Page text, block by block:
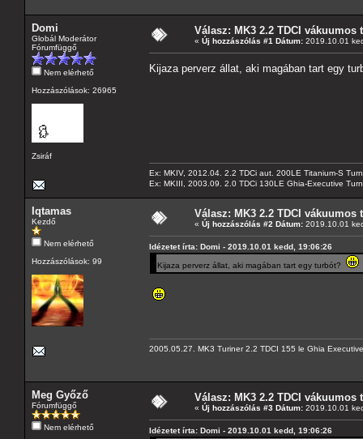
Domi
Globál Moderátor
Fórumfüggő
Nem elérhető
Hozzászólások: 26965
Zsiráf
Válasz: MK3 2.2 TDCI vákuumos
« Új hozzászólás #1 Dátum: 2019.10.01
Kijaza perverz állat, aki magában tart egy
Ex: MKIV, 2012.04. 2.2 TDCi aut. 200LE Titanium-S
Ex: MKIII, 2003.09. 2.0 TDCi 130LE Ghia-Executive
Iqtamas
Kezdő
Nem elérhető
Hozzászólások: 99
Válasz: MK3 2.2 TDCI vákuumos
« Új hozzászólás #2 Dátum: 2019.10.01
Idézetet írta: Domi - 2019.10.01 kedd, 19:06:26
Kijaza perverz állat, aki magában tart egy turbót?
2005.05.27. MK3 Turiner 2.2 TDCI 155 le Ghia Executive
Meg Győző
Fórumfüggő
Nem elérhető
Válasz: MK3 2.2 TDCI vákuumos
« Új hozzászólás #3 Dátum: 2019.10.01
Idézetet írta: Domi - 2019.10.01 kedd, 19:06:26